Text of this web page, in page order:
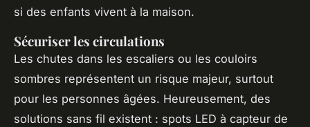
si des enfants vivent à la maison.
Sécuriser les circulations
Les chutes dans les escaliers ou les couloirs
sombres représentent un risque majeur, surtout
pour les personnes âgées. Heureusement, des
solutions sans fil existent : spots LED à capteur de